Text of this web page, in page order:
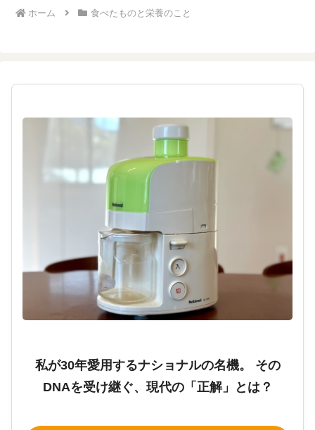
ホーム 食べたものと栄養のこと
私が30年愛用するナショナルの名機。 その
DNAを受け継ぐ、現代の「正解」とは？